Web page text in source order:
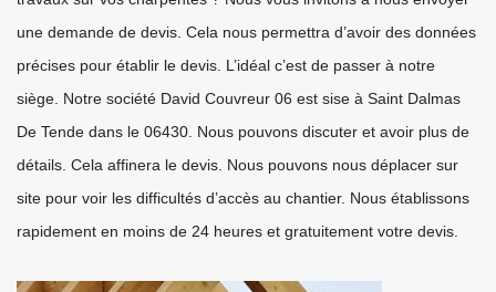
une demande de devis. Cela nous permettra d’avoir des données
précises pour établir le devis. L’idéal c’est de passer à notre
siège. Notre société David Couvreur 06 est sise à Saint Dalmas
De Tende dans le 06430. Nous pouvons discuter et avoir plus de
détails. Cela affinera le devis. Nous pouvons nous déplacer sur
site pour voir les difficultés d’accès au chantier. Nous établissons
rapidement en moins de 24 heures et gratuitement votre devis.